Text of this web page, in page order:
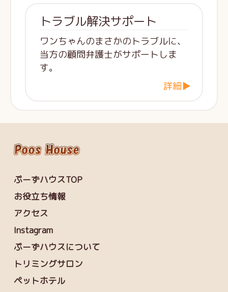
トラブル解決サポート
ワンちゃんのまさかのトラブルに、
当方の顧問弁護士がサポートしま
す。
詳細▶
ぷーずハウスTOP
お役立ち情報
アクセス
Instagram
ぷーずハウスについて
トリミングサロン
ペットホテル